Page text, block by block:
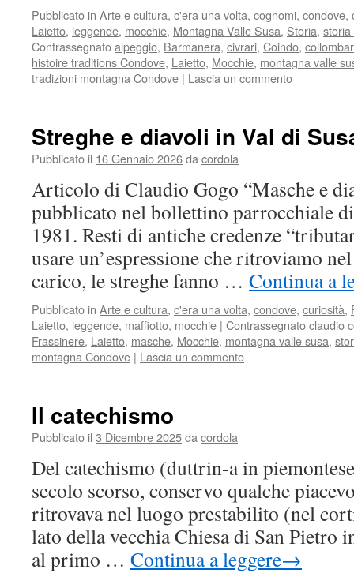
Pubblicato in Arte e cultura, c'era una volta, cognomi, condove,
Laietto, leggende, mocchie, Montagna Valle Susa, Storia, storia
Contrassegnatoalpeggio, Barmanera, civrari, Coindo,
histoire traditions Condove, Laietto, Mocchie, montagna valle
tradizioni montagna Condove | Lascia un commento
Streghe e diavoli in Val di
Pubblicato il 16 Gennaio 2026da cordola
Articolo di Claudio Gogo “Masche e
pubblicato nel bollettino parrocchiale
1981. Resti di antiche credenze
usare un’espressione che ritroviamo
carico, le streghe fanno … Continua a
Pubblicato in Arte e cultura, c'era una volta, condove, curiosità,
Laietto, leggende, maffiotto, mocchie | Contrassegnatoclaudio
Frassinere, Laietto, masche, Mocchie, montagna valle susa,
montagna Condove | Lascia un commento
Il catechismo
Pubblicato il 3 Dicembre 2025da cordola
Del catechismo (duttrin-a in
secolo scorso, conservo qualche
ritrovava nel luogo prestabilito (nel
lato della vecchia Chiesa di San Pietro
al primo … Continua a leggere→